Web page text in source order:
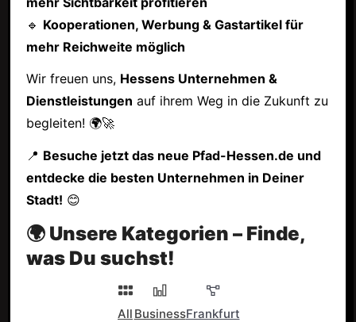
🔹 Kooperationen, Werbung & Gastartikel für
mehr Reichweite möglich
Wir freuen uns, Hessens Unternehmen &
Dienstleistungen auf ihrem Weg in die Zukunft zu
begleiten! 🌍🚀
📍 Besuche jetzt das neue Pfad-Hessen.de und
entdecke die besten Unternehmen in Deiner
Stadt! 😊
🌍 Unsere Kategorien – Finde,
was Du suchst!
All BusinessFrankfurt